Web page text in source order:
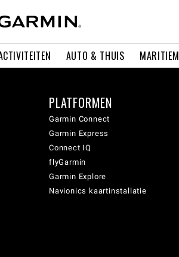
AUTO & THUIS MARITIEM
PLATFORMEN
Garmin Connect
Garmin Express
Connect IQ
flyGarmin
Garmin Explore
Navionics kaartinstallatie